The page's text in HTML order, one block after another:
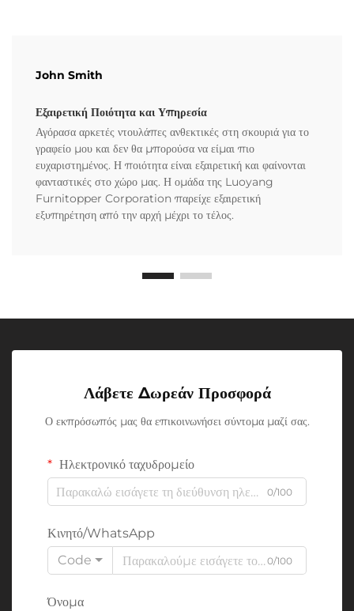
John Smith
Εξαιρετική Ποιότητα και Υπηρεσία
Αγόρασα αρκετές ντουλάπες ανθεκτικές στη σκουριά για το
γραφείο μου και δεν θα μπορούσα να είμαι πιο
ευχαριστημένος. Η ποιότητα είναι εξαιρετική και φαίνονται
φανταστικές στο χώρο μας. Η ομάδα της Luoyang
Furnitopper Corporation παρείχε εξαιρετική
εξυπηρέτηση από την αρχή μέχρι το τέλος.
Λάβετε Δωρεάν Προσφορά
Ο εκπρόσωπός μας θα επικοινωνήσει σύντομα μαζί σας.
Ηλεκτρονικό ταχυδρομείο
0/100
Κινητό/WhatsApp
Code
0/100
Όνομα